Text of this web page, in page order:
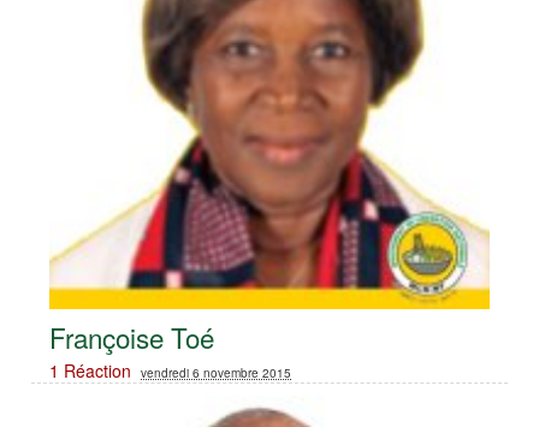
Françoise Toé
1 Réaction vendredi 6 novembre 2015